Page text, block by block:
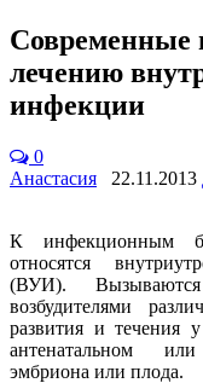
Современные
лечению
инфекции
0
Анастасия
22.11.2013
К инфекционным
относятся
(ВУИ).
возбудителями
развития и
антенатальном
эмбриона или плода.